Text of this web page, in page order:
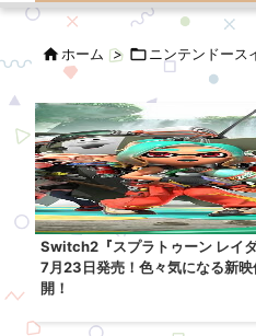
ホーム >  ニンテンドース
Switch2『スプラトゥーン レイダ
7月23日発売！色々気になる新映
開！